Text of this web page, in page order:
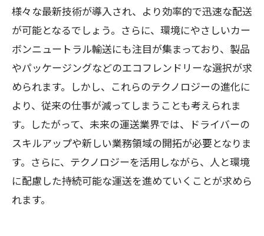
様々な最新技術が導入され、より効率的で迅速な配送
が可能となるでしょう。さらに、環境にやさしいカー
ボンニュートラル輸送にも注目が集まっており、製品
やパッケージングなどのエコフレンドリーな選択が求
められます。しかし、これらのテクノロジーの進化に
より、従来の仕事が減ってしまうことも考えられま
す。したがって、未来の運送業界では、ドライバーの
スキルアップや新しい業務領域の開拓が必要となりま
す。さらに、テクノロジーを活用しながら、人と環境
に配慮した持続可能な運送を進めていくことが求めら
れます。